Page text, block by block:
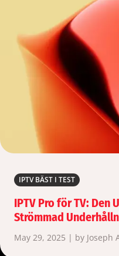
IPTV BÄST I TEST
IPTV Pro för TV: Den
Strömmad
May 29, 2025 | by Joseph